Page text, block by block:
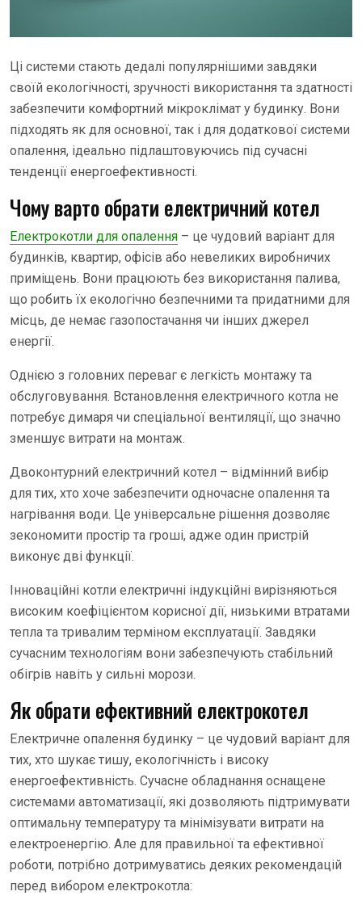
Ці системи стають дедалі популярнішими завдяки
своїй екологічності, зручності використання та здатності
забезпечити комфортний мікроклімат у будинку. Вони
підходять як для основної, так і для додаткової системи
опалення, ідеально підлаштовуючись під сучасні
тенденції енергоефективності.
Чому варто обрати електричний котел
Електрокотли для опалення – це чудовий варіант для
будинків, квартир, офісів або невеликих виробничих
приміщень. Вони працюють без використання палива,
що робить їх екологічно безпечними та придатними для
місць, де немає газопостачання чи інших джерел
енергії.
Однією з головних переваг є легкість монтажу та
обслуговування. Встановлення електричного котла не
потребує димаря чи спеціальної вентиляції, що значно
зменшує витрати на монтаж.
Двоконтурний електричний котел – відмінний вибір
для тих, хто хоче забезпечити одночасне опалення та
нагрівання води. Це універсальне рішення дозволяє
зекономити простір та гроші, адже один пристрій
виконує дві функції.
Інноваційні котли електричні індукційні вирізняються
високим коефіцієнтом корисної дії, низькими втратами
тепла та тривалим терміном експлуатації. Завдяки
сучасним технологіям вони забезпечують стабільний
обігрів навіть у сильні морози.
Як обрати ефективний електрокотел
Електричне опалення будинку – це чудовий варіант для
тих, хто шукає тишу, екологічність і високу
енергоефективність. Сучасне обладнання оснащене
системами автоматизації, які дозволяють підтримувати
оптимальну температуру та мінімізувати витрати на
електроенергію. Але для правильної та ефективної
роботи, потрібно дотримуватись деяких рекомендацій
перед вибором електрокотла: